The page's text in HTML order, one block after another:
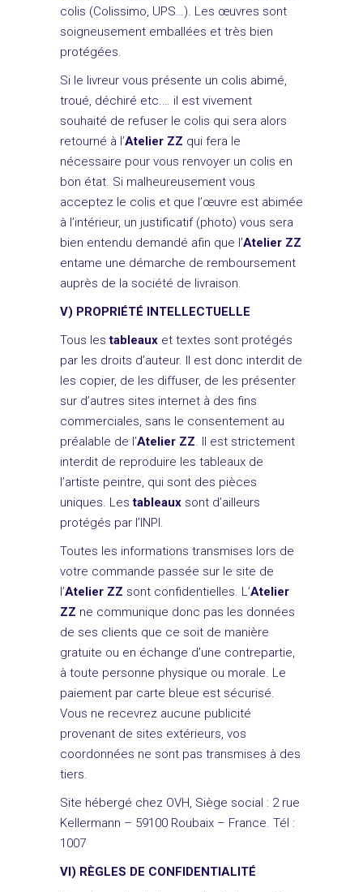
colis (Colissimo, UPS…). Les œuvres sont
soigneusement emballées et très bien
protégées.
Si le livreur vous présente un colis abimé,
troué, déchiré etc.… il est vivement
souhaité de refuser le colis qui sera alors
retourné à l’Atelier ZZ qui fera le
nécessaire pour vous renvoyer un colis en
bon état. Si malheureusement vous
acceptez le colis et que l’œuvre est abimée
à l’intérieur, un justificatif (photo) vous sera
bien entendu demandé afin que l’Atelier ZZ
entame une démarche de remboursement
auprès de la société de livraison.
V) PROPRIÉTÉ INTELLECTUELLE
Tous lestableaux et textes sont protégés
par les droits d’auteur. Il est donc interdit de
les copier, de les diffuser, de les présenter
sur d’autres sites internet à des fins
commerciales, sans le consentement au
préalable de l’Atelier ZZ. Il est strictement
interdit de reproduire les tableaux de
l’artiste peintre, qui sont des pièces
uniques. Les tableaux sont d’ailleurs
protégés par l’INPI.
Toutes les informations transmises lors de
votre commande passée sur le site de
l’Atelier ZZ sont confidentielles. L’Atelier
ZZ ne communique donc pas les données
de ses clients que ce soit de manière
gratuite ou en échange d’une contrepartie,
à toute personne physique ou morale. Le
paiement par carte bleue est sécurisé.
Vous ne recevrez aucune publicité
provenant de sites extérieurs, vos
coordonnées ne sont pas transmises à des
tiers.
Site hébergé chez OVH, Siège social : 2 rue
Kellermann – 59100 Roubaix – France. Tél :
1007
VI) RÈGLES DE CONFIDENTIALITÉ